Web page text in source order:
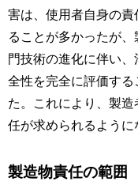
害は、使用者自身の
ることが多かったが
門技術の進化に伴い
全性を完全に評価する
た。これにより、製
任が求められるように
製造物責任の範囲